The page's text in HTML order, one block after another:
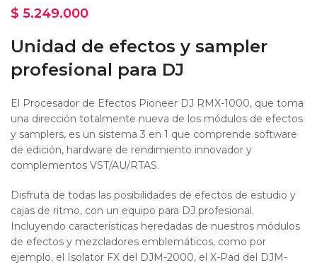
$ 5.249.000
Unidad de efectos y sampler
profesional para DJ
El Procesador de Efectos Pioneer DJ RMX-1000, que toma
una dirección totalmente nueva de los módulos de efectos
y samplers, es un sistema 3 en 1 que comprende software
de edición, hardware de rendimiento innovador y
complementos VST/AU/RTAS.
Disfruta de todas las posibilidades de efectos de estudio y
cajas de ritmo, con un equipo para DJ profesional.
Incluyendo características heredadas de nuestros módulos
de efectos y mezcladores emblemáticos, como por
ejemplo, el Isolator FX del DJM-2000, el X-Pad del DJM-